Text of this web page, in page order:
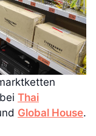
Thai
Global House.